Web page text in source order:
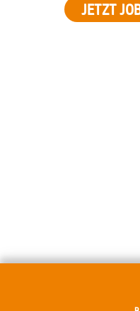
JETZT